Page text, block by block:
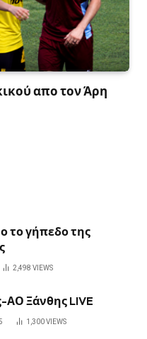
απο τον Άρη
το γήπεδο της
2,498 VIEWS
ΑΟ Ξάνθης LIVE
1,300VIEWS